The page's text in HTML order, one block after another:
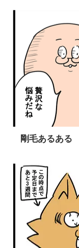
剛毛あるある